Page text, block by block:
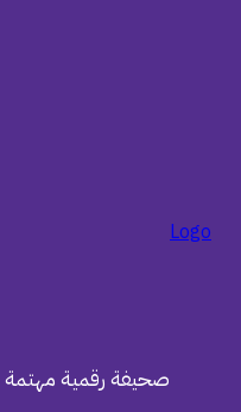
صحيفة رقمية مهتمة